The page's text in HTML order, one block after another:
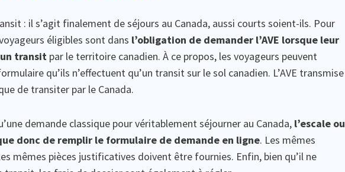
: il s’agit finalement de séjours au Canada, aussi courts soient-ils. Pour
éligibles sont dans l’obligation de demander l’AVE lorsque leur
transit par le territoire canadien. À ce propos, les voyageurs peuvent
qu’ils n’effectuent qu’un transit sur le sol canadien. L’AVE transmise
de transiter par le Canada.
demande classique pour véritablement séjourner au Canada, l’escale ou
donc de remplir le formulaire de demande en ligne. Les mêmes
mêmes pièces justificatives doivent être fournies. Enfin, bien qu’il ne